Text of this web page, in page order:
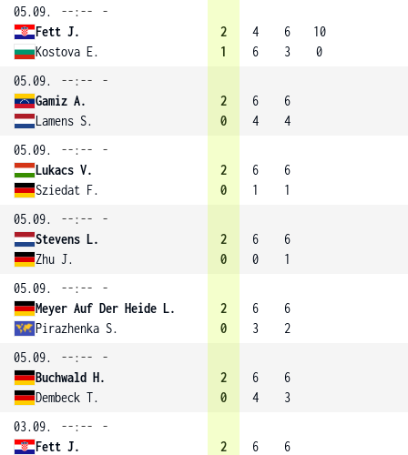
05.09.
--:--
-
Fett J.
Kostova E.
2
1
4
6
6
3
10
0
05.09.
--:--
-
Gamiz A.
Lamens S.
2
0
6
4
6
4
05.09.
--:--
-
Lukacs V.
Sziedat F.
2
0
6
1
6
1
05.09.
--:--
-
Stevens L.
Zhu J.
2
0
6
0
6
1
05.09.
--:--
-
Meyer Auf Der Heide L.
Pirazhenka S.
2
0
6
3
6
2
05.09.
--:--
-
Buchwald H.
Dembeck T.
2
0
6
4
6
3
03.09.
--:--
-
Fett J.
2
6
6